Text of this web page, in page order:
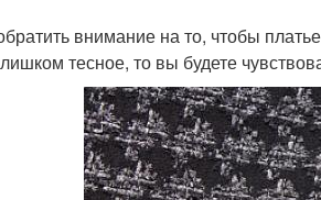
внимание на то, чтобы
тесное, то вы будете